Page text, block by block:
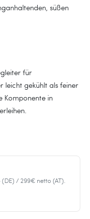
süßen
für
leicht gekühlt als feiner
Komponente in
/ 299€ netto (AT).